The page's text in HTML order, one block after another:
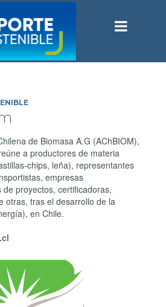
de Biomasa A.G (AChBIOM),
a productores de materia
chips, leña), representantes
empresas
proyectos, certificadoras,
otras, tras el desarrollo de la
en Chile.